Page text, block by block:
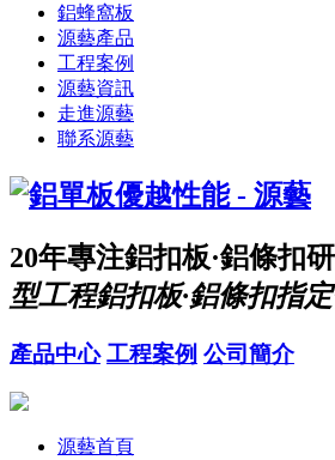
鋁蜂窩板
源藝產品
工程案例
源藝資訊
走進源藝
聯系源藝
20年專注鋁扣板·鋁條扣
型工程鋁扣板·鋁條扣指
產品中心 工程案例 公司簡介
源藝首頁